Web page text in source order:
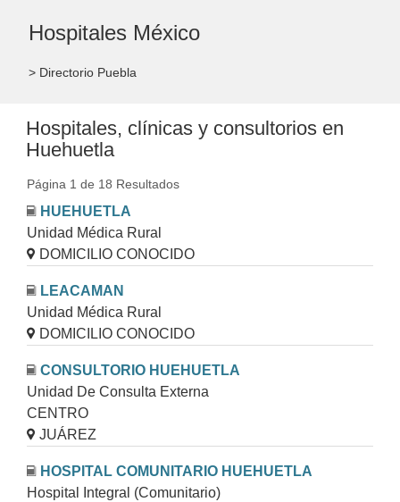
Hospitales México
> Directorio Puebla
Hospitales, clínicas y consultorios en
Huehuetla
Página 1 de 18 Resultados
HUEHUETLA
Unidad Médica Rural
DOMICILIO CONOCIDO
LEACAMAN
Unidad Médica Rural
DOMICILIO CONOCIDO
CONSULTORIO HUEHUETLA
Unidad De Consulta Externa
CENTRO
JUÁREZ
HOSPITAL COMUNITARIO HUEHUETLA
Hospital Integral (Comunitario)